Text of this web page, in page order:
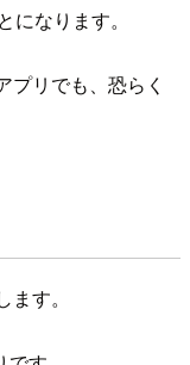
なります。
プリでも、恐らく
す。